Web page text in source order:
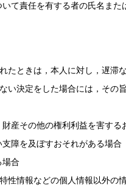
て責任を有する者の氏名ま
たときは，本人に対し，遅
い決定をした場合には，そ
産その他の権利利益を害する
障を及ぼすおそれがある場合
場合
性情報などの個人情報以外の